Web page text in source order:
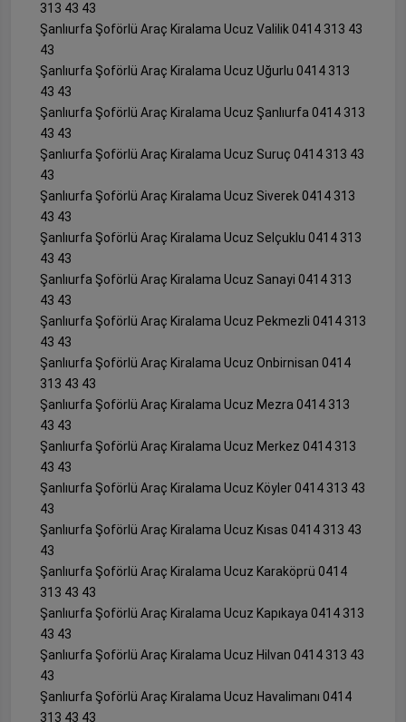
313 43 43
Şanlıurfa Şoförlü Araç Kiralama Ucuz Valilik 0414 313 43
43
Şanlıurfa Şoförlü Araç Kiralama Ucuz Uğurlu 0414 313
43 43
Şanlıurfa Şoförlü Araç Kiralama Ucuz Şanlıurfa 0414 313
43 43
Şanlıurfa Şoförlü Araç Kiralama Ucuz Suruç 0414 313 43
43
Şanlıurfa Şoförlü Araç Kiralama Ucuz Siverek 0414 313
43 43
Şanlıurfa Şoförlü Araç Kiralama Ucuz Selçuklu 0414 313
43 43
Şanlıurfa Şoförlü Araç Kiralama Ucuz Sanayi 0414 313
43 43
Şanlıurfa Şoförlü Araç Kiralama Ucuz Pekmezli 0414 313
43 43
Şanlıurfa Şoförlü Araç Kiralama Ucuz Onbirnisan 0414
313 43 43
Şanlıurfa Şoförlü Araç Kiralama Ucuz Mezra 0414 313
43 43
Şanlıurfa Şoförlü Araç Kiralama Ucuz Merkez 0414 313
43 43
Şanlıurfa Şoförlü Araç Kiralama Ucuz Köyler 0414 313 43
43
Şanlıurfa Şoförlü Araç Kiralama Ucuz Kısas 0414 313 43
43
Şanlıurfa Şoförlü Araç Kiralama Ucuz Karaköprü 0414
313 43 43
Şanlıurfa Şoförlü Araç Kiralama Ucuz Kapıkaya 0414 313
43 43
Şanlıurfa Şoförlü Araç Kiralama Ucuz Hilvan 0414 313 43
43
Şanlıurfa Şoförlü Araç Kiralama Ucuz Havalimanı 0414
313 43 43